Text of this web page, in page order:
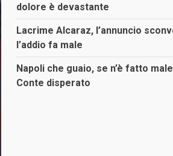
dolore è devastante
Lacrime Alcaraz, l’annuncio
l’addio fa male
Napoli che guaio, se n’è fatto
Conte disperato